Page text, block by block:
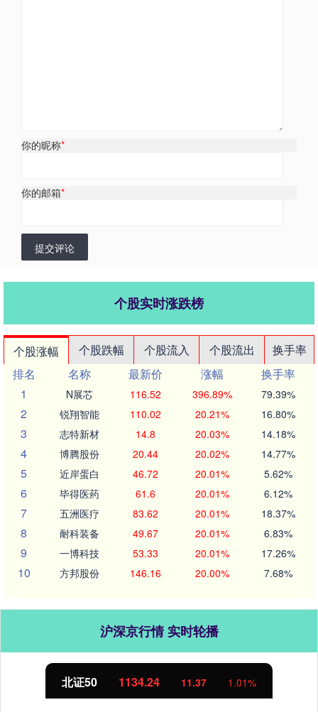
你的昵称*
你的邮箱*
提交评论
个股实时涨跌榜
个股涨幅 个股跌幅 个股流入 个股流出
换手率
排名
名称 最新价 涨幅
换手率
1
N展芯 116.52 396.89% 79.39%
2 锐翔智能 110.02 20.21% 16.80%
3 志特新材 14.8 20.03% 14.18%
4 博腾股份 20.44 20.02% 14.77%
5 近岸蛋白 46.72 20.01% 5.62%
6 毕得医药 61.6 20.01% 6.12%
7 五洲医疗 83.62 20.01% 18.37%
8 耐科装备 49.67 20.01% 6.83%
9 一博科技 53.33 20.01% 17.26%
10 方邦股份 146.16 20.00% 7.68%
沪深京行情 实时轮播
北证50 1134.24 11.37 1.01%